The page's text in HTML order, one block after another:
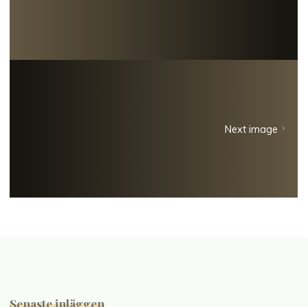
Next image
Senaste inläggen